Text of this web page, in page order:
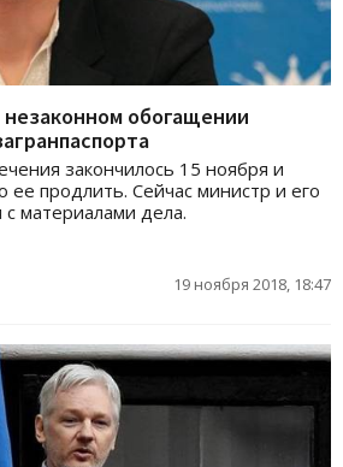
обогащении
закончилось 15 ноября и
ее продлить. Сейчас министр и его
с материалами дела.
19 ноября 2018, 18:47